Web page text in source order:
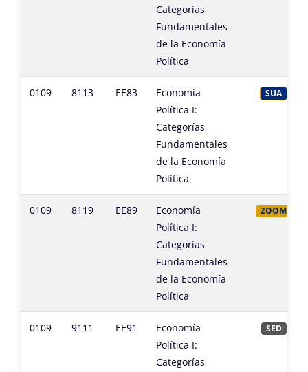
Categorías
Fundamentales
de la Economía
Política
0109 8113 EE83
Economía
Política I:
Categorías
Fundamentales
de la Economía
Política
SUA
0109 8119 EE89
Economía
Política I:
Categorías
Fundamentales
de la Economía
Política
ZOOM
0109 9111 EE91
Economía
Política I:
Categorías
SED